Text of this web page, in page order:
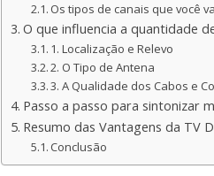
Os tipos de canais que você
O que influencia a quantidade
1. Localização e Relevo
2. O Tipo de Antena
3. A Qualidade dos Cabos e
Passo a passo para sintonizar
Resumo das Vantagens da TV
Conclusão